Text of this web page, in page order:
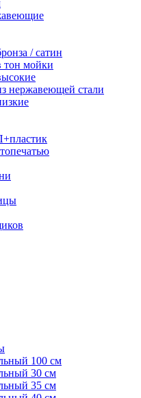
/ сатин
тон мойки
нержавеющей стали
100 см
30 см
35 см